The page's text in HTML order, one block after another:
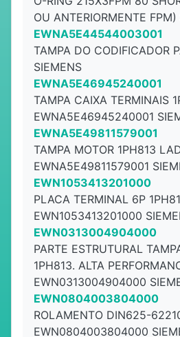
OU ANTERIORMENTE FPM)
EWNA5E44544003001
TAMPA DO CODIFICADOR
SIEMENS
EWNA5E46945240001
TAMPA CAIXA TERMINAIS
EWNA5E46945240001
EWNA5E49811579001
TAMPA MOTOR 1PH813
EWNA5E49811579001
EWN1053413201000
PLACA TERMINAL 6P
EWN1053413201000
EWN0313004904000
PARTE ESTRUTURAL
1PH813. ALTA
EWN0313004904000
EWN0804003804000
ROLAMENTO DIN625-
EWN0804003804000